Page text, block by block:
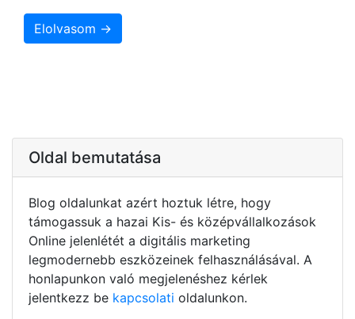
Elolvasom →
Oldal bemutatása
Blog oldalunkat azért hoztuk létre, hogy
támogassuk a hazai Kis- és középvállalkozások
Online jelenlétét a digitális marketing
legmodernebb eszközeinek felhasználásával. A
honlapunkon való megjelenéshez kérlek
jelentkezz be kapcsolati oldalunkon.